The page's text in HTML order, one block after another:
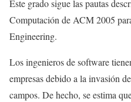
Este grado sigue las pautas
Computación de ACM 2005
Engineering.
Los ingenieros de software
empresas debido a la invasión
campos. De hecho, se estima